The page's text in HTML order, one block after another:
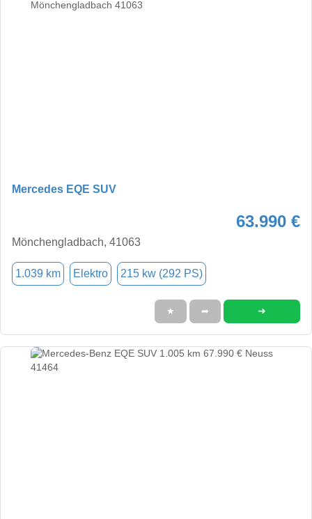
Mercedes EQE SUV
63.990 €
Mönchengladbach, 41063
1.039 km Elektro 215 kw (292 PS)
★ ➦ ➜